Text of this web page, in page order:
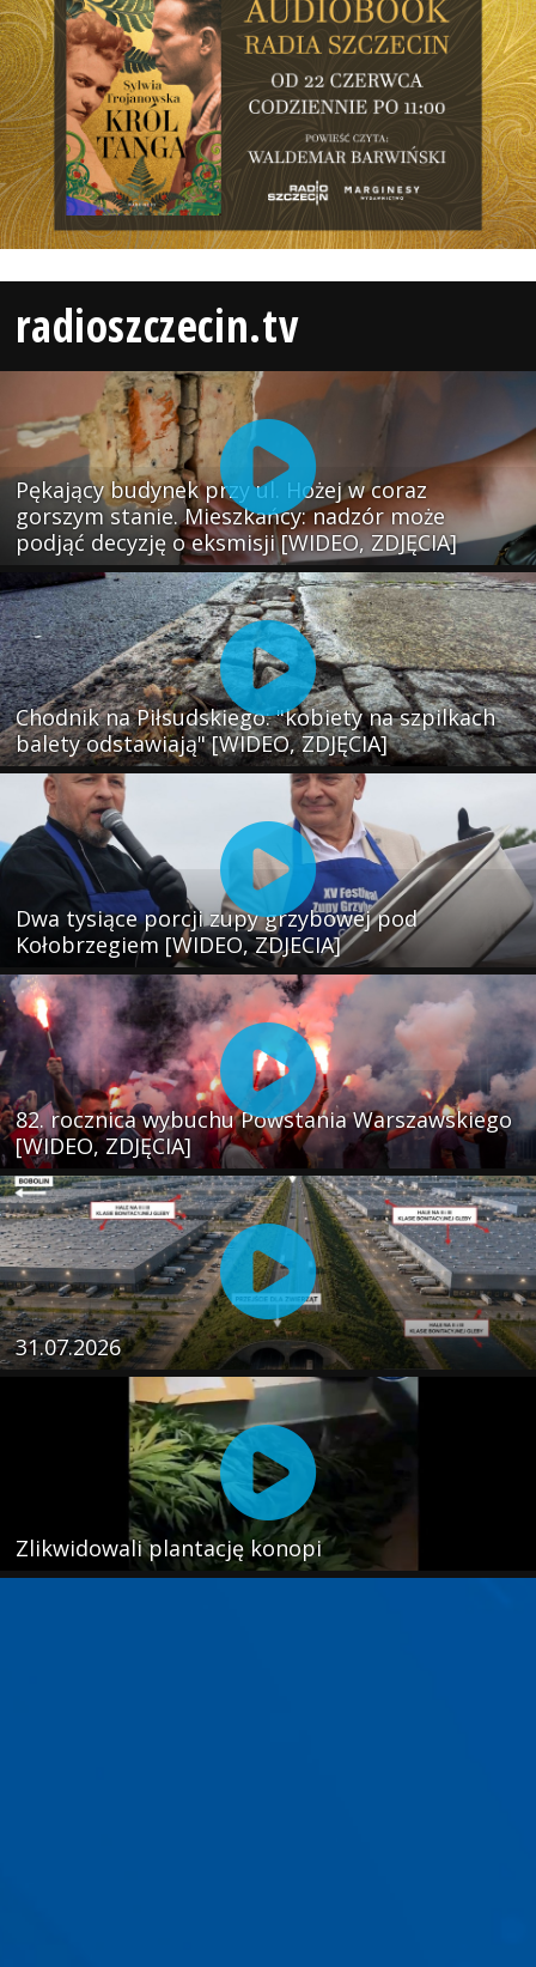
radioszczecin.tv
Pękający budynek przy ul. Hożej w coraz
gorszym stanie. Mieszkańcy: nadzór może
podjąć decyzję o eksmisji [WIDEO, ZDJĘCIA]
Chodnik na Piłsudskiego: "kobiety na szpilkach
balety odstawiają" [WIDEO, ZDJĘCIA]
Dwa tysiące porcji zupy grzybowej pod
Kołobrzegiem [WIDEO, ZDJECIA]
82. rocznica wybuchu Powstania Warszawskiego
[WIDEO, ZDJĘCIA]
31.07.2026
Zlikwidowali plantację konopi